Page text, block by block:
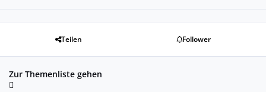
Teilen Follower
Zur Themenliste gehen